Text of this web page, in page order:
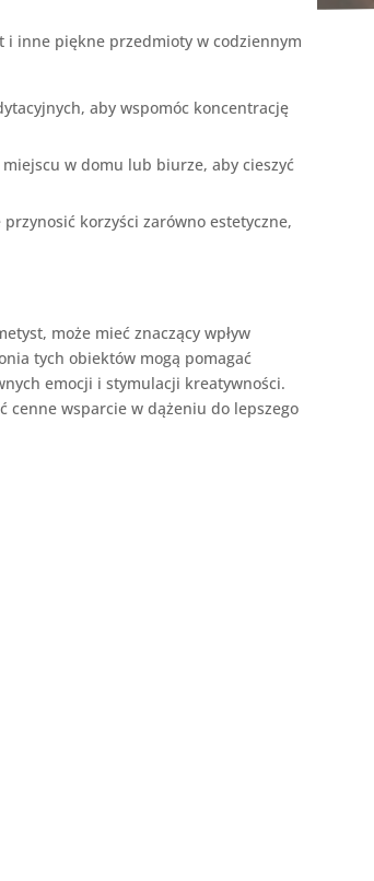
i inne piękne przedmioty w codziennym
aby wspomóc koncentrację
w domu lub biurze, aby cieszyć
korzyści zarówno estetyczne,
może mieć znaczący wpływ
tych obiektów mogą pomagać
emocji i stymulacji kreatywności.
cenne wsparcie w dążeniu do lepszego